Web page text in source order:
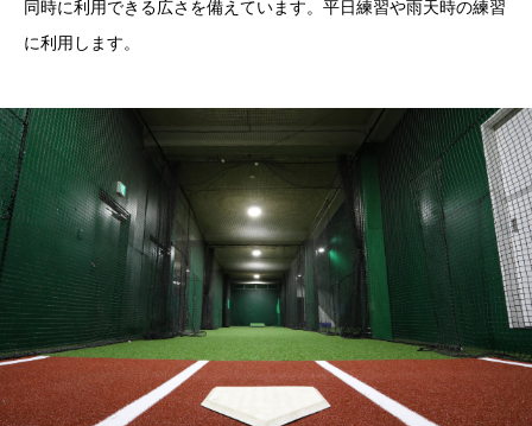
同時に利用できる広さを備えています。平日練習や雨天時の練習
に利用します。